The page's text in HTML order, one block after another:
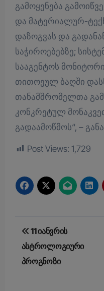
გამოყენება
და მატერიალურ-
დაზოგვას და
საჭიროებებზე;
სააგენტოს
თითოეულ ბაღში
თანამშრომელთა
კონკრეტულ
გადაამოწმოს“, –
Post Views: 1,729
Post
navigation
11 იანვრის
ასტროლოგიური
პროგნოზი